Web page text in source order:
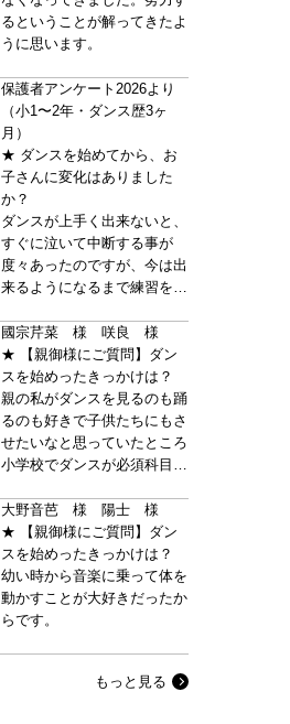
るということが解ってきたよ
うに思います。
保護者アンケート2026より
（小1〜2年・ダンス歴3ヶ
月）
★ ダンスを始めてから、お
子さんに変化はありました
か？
ダンスが上手く出来ないと、
すぐに泣いて中断する事が
度々あったのですが、今は出
来るようになるまで練習をた
もついたようです。
國宗芹菜 様 咲良 様
★ 【親御様にご質問】ダン
スを始めったきっかけは？
親の私がダンスを見るのも踊
るのも好きで子供たちにもさ
せたいなと思っていたところ
小学校でダンスが必須科目に
良いかなと軽い気持ちで見学
しに行きました。
大野音芭 様 陽士 様
★ 【親御様にご質問】ダン
スを始めったきっかけは？
幼い時から音楽に乗って体を
動かすことが大好きだったか
らです。
もっと見る